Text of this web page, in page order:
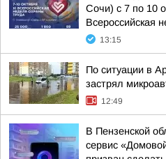
Сочи) с 7 по 10
Всероссийская
13:15
По ситуации в
застрял
12:49
В Пензенской
сервис